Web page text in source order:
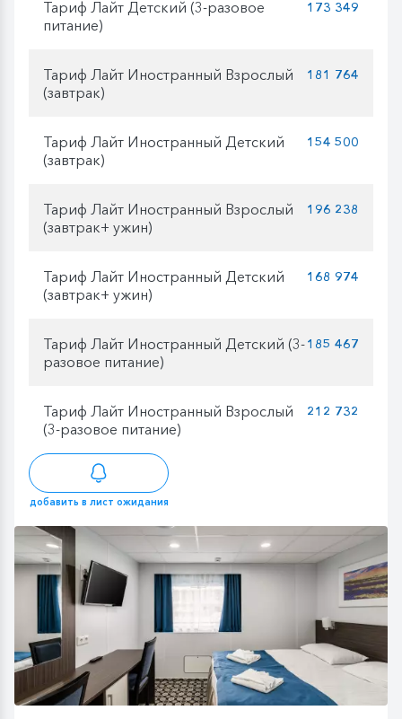
Тариф Лайт Детский (3-разовое
питание)
173 349
Тариф Лайт Иностранный Взрослый
(завтрак)
181 764
Тариф Лайт Иностранный Детский
(завтрак)
154 500
Тариф Лайт Иностранный Взрослый
(завтрак+ ужин)
196 238
Тариф Лайт Иностранный Детский
(завтрак+ ужин)
168 974
Тариф Лайт Иностранный Детский (3-
разовое питание)
185 467
Тариф Лайт Иностранный Взрослый
(3-разовое питание)
212 732
добавить в лист ожидания